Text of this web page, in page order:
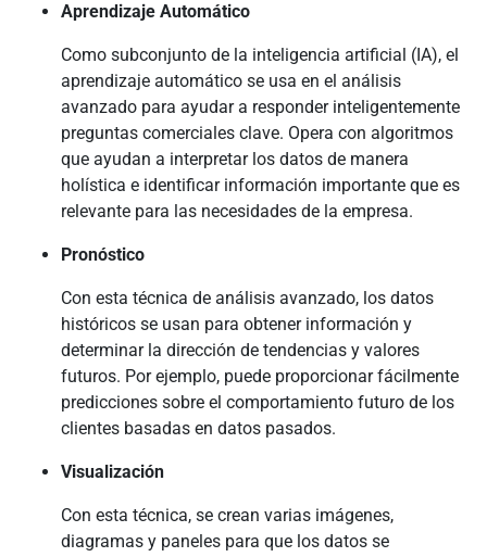
Aprendizaje Automático
Como subconjunto de la inteligencia artificial (IA), el
aprendizaje automático se usa en el análisis
avanzado para ayudar a responder inteligentemente
preguntas comerciales clave. Opera con algoritmos
que ayudan a interpretar los datos de manera
holística e identificar información importante que es
relevante para las necesidades de la empresa.
Pronóstico
Con esta técnica de análisis avanzado, los datos
históricos se usan para obtener información y
determinar la dirección de tendencias y valores
futuros. Por ejemplo, puede proporcionar fácilmente
predicciones sobre el comportamiento futuro de los
clientes basadas en datos pasados.
Visualización
Con esta técnica, se crean varias imágenes,
diagramas y paneles para que los datos se